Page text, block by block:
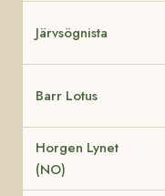
Järvsögnista
Barr Lotus
Horgen Lynet
(NO)